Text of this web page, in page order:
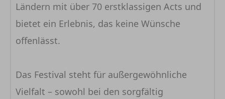
Ländern mit über 70 erstklassigen Acts und
bietet ein Erlebnis, das keine Wünsche
offenlässt.
Das Festival steht für außergewöhnliche
Vielfalt – sowohl bei den sorgfältig